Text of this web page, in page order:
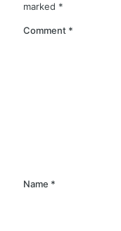
marked *
Comment *
Name *